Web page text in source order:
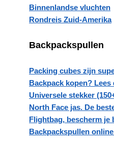
Binnenlandse vluchten
Rondreis Zuid-Amerika
Backpackspullen
Packing cubes zijn
Backpack kopen? Lees
Universele stekker
North Face jas. De
Flightbag, bescherm je
Backpackspullen